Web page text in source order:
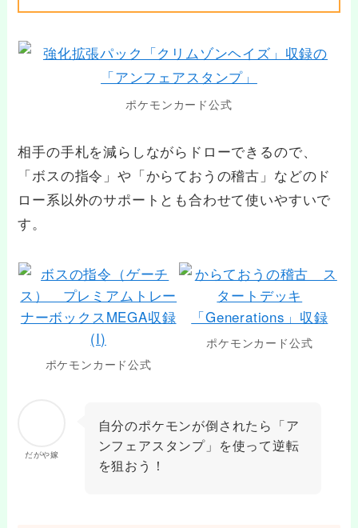
ポケモンカード公式
相手の手札を減らしながらドローできるので、
「ボスの指令」や「からておうの稽古」などのド
ロー系以外のサポートとも合わせて使いやすいで
す。
ポケモンカード公式
ポケモンカード公式
だがや嫁
自分のポケモンが倒されたら「ア
ンフェアスタンプ」を使って逆転
を狙おう！